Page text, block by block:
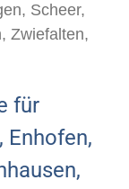
Scheer,
Zwiefalten,
für
Enhofen,